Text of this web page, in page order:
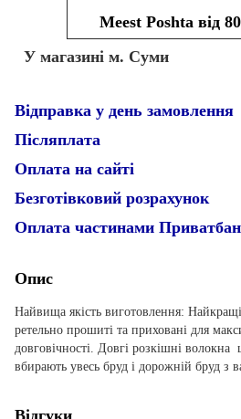
Meest Poshta від
У магазині м. Суми
Відправка у день замовлення
Післяплата
Оплата на сайті
Безготівковий розрахунок
Оплата частинами
Опис
Найвища якість виготовлення:
ретельно прошиті та приховані для
довговічності. Довгі розкішні
вбирають увесь бруд і дорожній бруд з
Відгуки